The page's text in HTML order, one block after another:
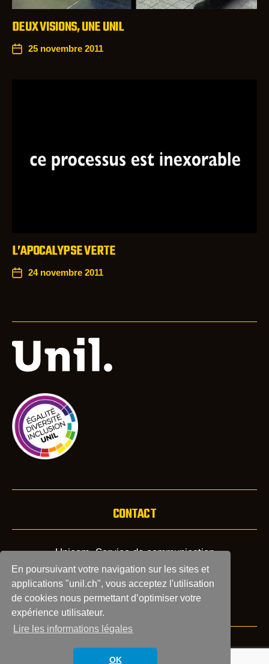
En poursuivant votre navigation sur les sites et
applications "unil.ch", vous acceptez l'utilisation
de cookies nous permettant d’optimiser votre
expérience utilisateur.
Lire les informations légales
OK
DEUX VISIONS, UNE UNIL
25 novembre 2011
L’APOCALYPSE VERTE
24 novembre 2011
CONTACT
Unicom, Service de communication
Tél: +41 21 692 22 80
Courriel:info.unicom@unil.ch